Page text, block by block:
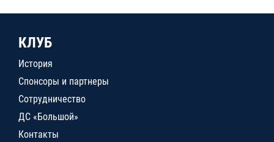
КЛУБ
История
Спонсоры и партнеры
Сотрудничество
ДС «Большой»
Контакты